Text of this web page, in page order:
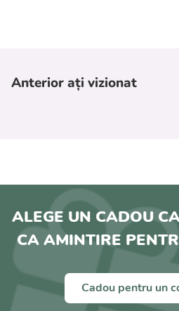
Anterior ați vizionat
ALEGE UN CADOU
CA AMINTIRE
Cadou pentru un